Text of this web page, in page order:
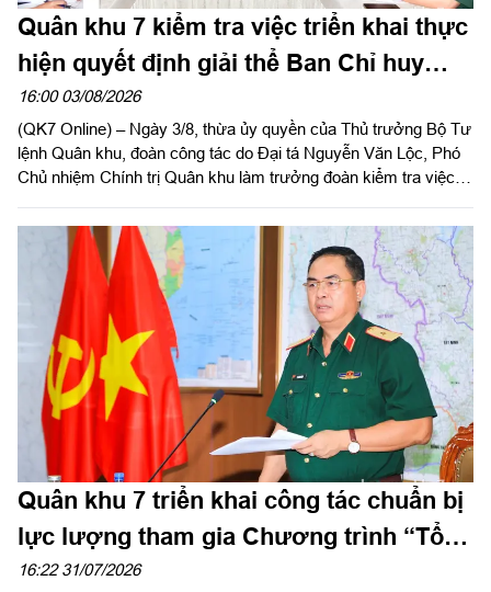
Quân khu 7 kiểm tra việc triển khai thực
hiện quyết định giải thể Ban Chỉ huy
PTKV tại TP Đồng Nai và tỉnh Lâm Đồng
16:00 03/08/2026
(QK7 Online) – Ngày 3/8, thừa ủy quyền của Thủ trưởng Bộ Tư
lệnh Quân khu, đoàn công tác do Đại tá Nguyễn Văn Lộc, Phó
Chủ nhiệm Chính trị Quân khu làm trưởng đoàn kiểm tra việc
PTKV, điều chuyển, thành lập các đơn vị trực thuộc Bộ CHQS
TP Đồng Nai và Bộ CHQS tỉnh Lâm Đồng.
Quân khu 7 triển khai công tác chuẩn bị
lực lượng tham gia Chương trình “Tổ
quốc trong tim”
16:22 31/07/2026